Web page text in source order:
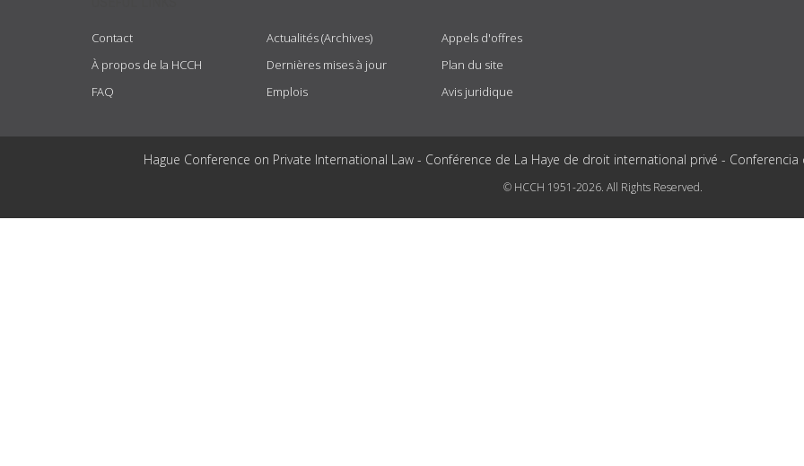
Contact
À propos de la HCCH
FAQ
Actualités (Archives)
Dernières mises à jour
Emplois
Appels d'offres
Plan du site
Avis juridique
Hague Conference on Private International Law - Conférence de La Haye de droit international privé -
© HCCH 1951-2026. All Rights Reserved.